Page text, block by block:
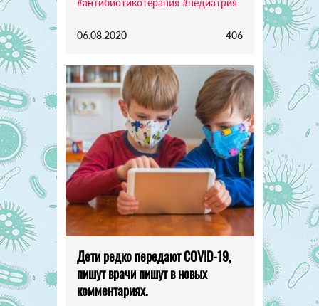
06.08.2020 406
Дети редко передают COVID-19,
пишут врачи пишут в новых
комментариях.